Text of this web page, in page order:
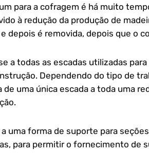
para a cofragem é há muito
à redução da produção de
depois é removida, depois que o
a todas as escadas utilizadas
Dependendo do tipo de
de uma única escada a toda uma
uma forma de suporte para
para permitir o fornecimento de